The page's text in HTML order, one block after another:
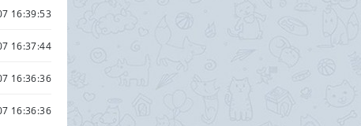
16:39:53
16:37:44
16:36:36
16:36:36